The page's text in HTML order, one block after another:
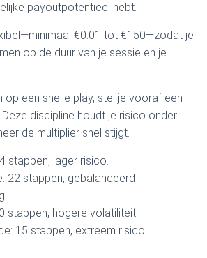
payoutpotentieel hebt.
€0.01 tot €150—zodat je
op de duur van je sessie en je
op een snelle play, stel je vooraf een
discipline houdt je risico onder
de multiplier snel stijgt.
stappen, lager risico.
22 stappen, gebalanceerd
stappen, hogere volatiliteit.
15 stappen, extreem risico.